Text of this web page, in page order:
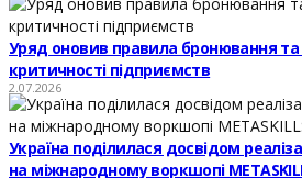
Уряд оновив правила бронювання
критичності підприємств
2.07.2026
Україна поділилася досвідом
на міжнародному воркшопі